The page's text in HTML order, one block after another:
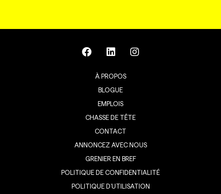
À PROPOS
BLOGUE
EMPLOIS
CHASSE DE TÊTE
CONTACT
ANNONCEZ AVEC NOUS
GRENIER EN BREF
POLITIQUE DE CONFIDENTIALITÉ
POLITIQUE D’UTILISATION